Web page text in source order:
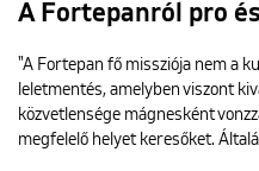
A Fortepanról pro
"A Fortepan fő missziója nem a
leletmentés, amelyben viszont
közvetlensége mágnesként
megfelelő helyet keresőket.